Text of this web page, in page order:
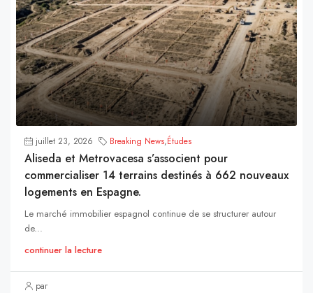
juillet 23, 2026 Breaking News,Études
Aliseda et Metrovacesa s’associent pour
commercialiser 14 terrains destinés à 662 nouveaux
logements en Espagne.
Le marché immobilier espagnol continue de se structurer autour
de...
continuer la lecture
par